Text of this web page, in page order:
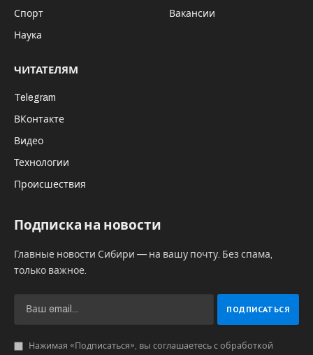
Спорт
Наука
Вакансии
ЧИТАТЕЛЯМ
Telegram
ВКонтакте
Видео
Технологии
Происшествия
Подписка на новости
Главные новости Сибири — на вашу почту. Без спама,
только важное.
Нажимая «Подписаться», вы соглашаетесь с обработкой